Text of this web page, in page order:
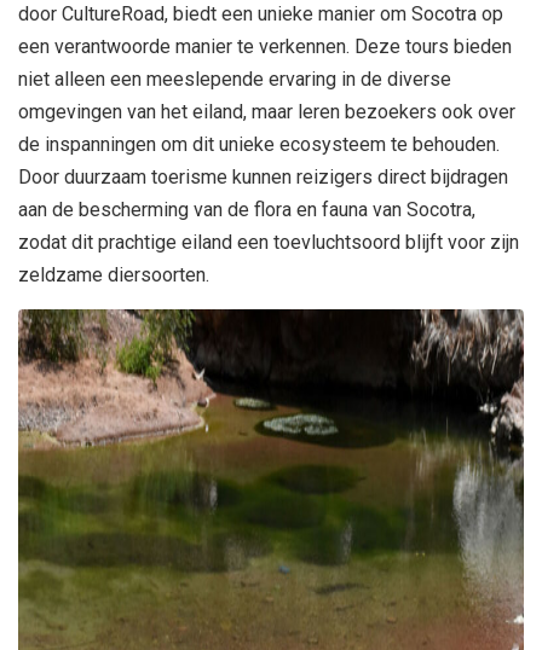
door CultureRoad, biedt een unieke manier om Socotra op
een verantwoorde manier te verkennen. Deze tours bieden
niet alleen een meeslepende ervaring in de diverse
omgevingen van het eiland, maar leren bezoekers ook over
de inspanningen om dit unieke ecosysteem te behouden.
Door duurzaam toerisme kunnen reizigers direct bijdragen
aan de bescherming van de flora en fauna van Socotra,
zodat dit prachtige eiland een toevluchtsoord blijft voor zijn
zeldzame diersoorten.